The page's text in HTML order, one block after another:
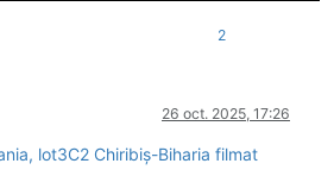
2
26 oct. 2025, 17:26
lot3C2 Chiribiș-Biharia filmat